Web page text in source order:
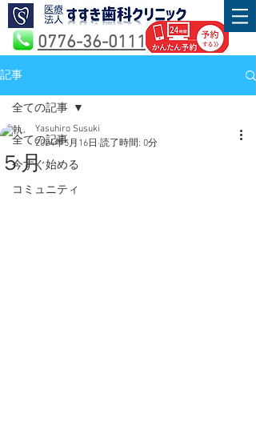
0776-36-0111
記事
全ての記事
今すぐ始める
コミュニティ
全ての記事
５月
Yasuhiro Susuki
2024年5月16日 読了時間: 0分